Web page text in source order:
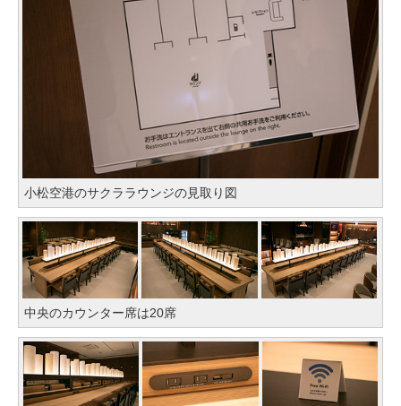
小松空港のサクララウンジの見取り図
中央のカウンター席は20席